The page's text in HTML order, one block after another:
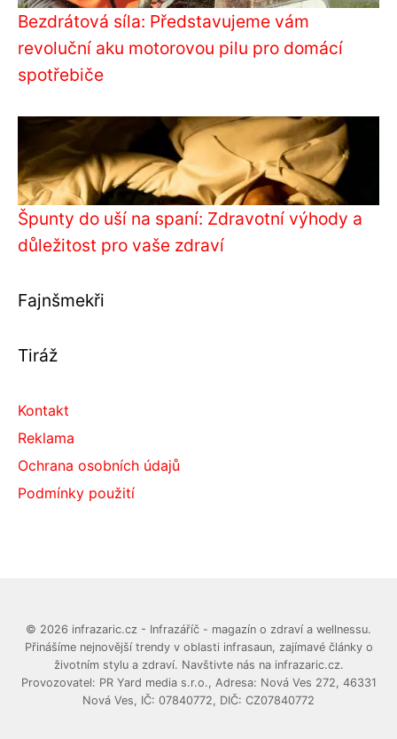
Bezdrátová síla: Představujeme vám
revoluční aku motorovou pilu pro domácí
spotřebiče
Špunty do uší na spaní: Zdravotní výhody a
důležitost pro vaše zdraví
Fajnšmekři
Tiráž
Kontakt
Reklama
Ochrana osobních údajů
Podmínky použití
© 2026 infrazaric.cz - Infrazáříč - magazín o zdraví a wellnessu.
Přinášíme nejnovější trendy v oblasti infrasaun, zajímavé články o
životním stylu a zdraví. Navštivte nás na infrazaric.cz.
Provozovatel: PR Yard media s.r.o., Adresa: Nová Ves 272, 46331
Nová Ves, IČ: 07840772, DIČ: CZ07840772